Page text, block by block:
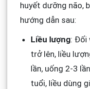
huyết dưỡng não,
hướng dẫn sau:
Liều lượng: Đối
trở lên, liều
lần, uống 2-3
tuổi, liều dùng